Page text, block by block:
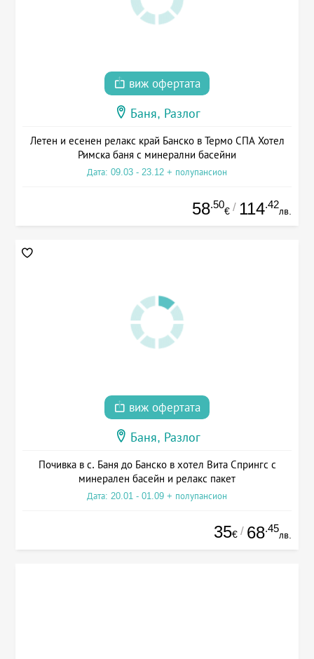
виж офертата
Баня, Разлог
Летен и есенен релакс край Банско в Термо СПА Хотел
Римска баня с минерални басейни
Дата: 09.03 - 23.12 + полупансион
58.50
€ / 114.42
лв.
виж офертата
Баня, Разлог
Почивка в с. Баня до Банско в хотел Вита Спрингс с
минерален басейн и релакс пакет
Дата: 20.01 - 01.09 + полупансион
35€ / 68.45
лв.